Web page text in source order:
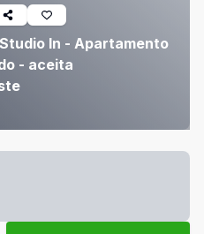
In - Apartamento
- aceita